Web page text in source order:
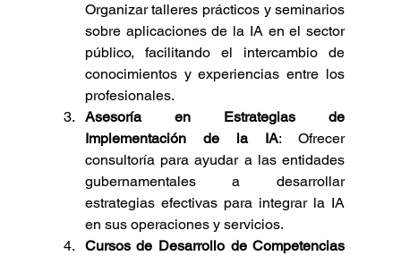
Organizar talleres prácticos y seminarios
sobre aplicaciones de la IA en el sector
público, facilitando el intercambio de
conocimientos y experiencias entre los
profesionales.
Asesoría en Estrategias de
Implementación de la IA: Ofrecer
consultoría para ayudar a las entidades
gubernamentales a desarrollar
estrategias efectivas para integrar la IA
en sus operaciones y servicios.
Cursos de Desarrollo de Competencias